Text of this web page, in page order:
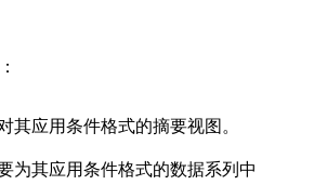
其应用条件格式的摘要视图。
为其应用条件格式的数据系列中